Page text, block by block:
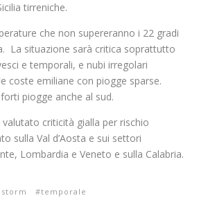
tirreniche.
che non supereranno i 22 gradi
La situazione sarà critica soprattutto
e temporali, e nubi irregolari
coste emiliane con piogge sparse.
piogge anche al sud.
criticità gialla per rischio
sulla Val d’Aosta e sui settori
Lombardia e Veneto e sulla Calabria.
temporale